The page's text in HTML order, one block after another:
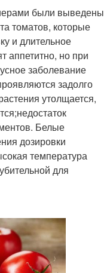
были выведены
томатов, которые
и длительное
аппетитно, но при
заболевание
задолго
утолщается,
Белые
дозировки
температура
для